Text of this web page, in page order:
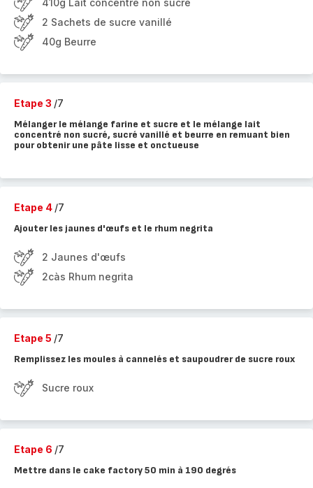
410g Lait concentré non sucré
2 Sachets de sucre vanillé
40g Beurre
Etape 3 /7
Mélanger le mélange farine et sucre et le mélange lait
concentré non sucré, sucré vanillé et beurre en remuant bien
pour obtenir une pâte lisse et onctueuse
Etape 4 /7
Ajouter les jaunes d'œufs et le rhum negrita
2 Jaunes d'œufs
2càs Rhum negrita
Etape 5 /7
Remplissez les moules à cannelés et saupoudrer de sucre roux
Sucre roux
Etape 6 /7
Mettre dans le cake factory 50 min à 190 degrés